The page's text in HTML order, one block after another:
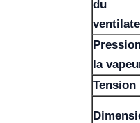
du
la
Tension